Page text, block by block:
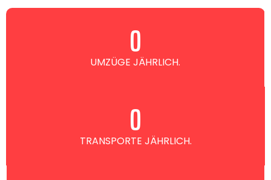
UMZÜGE JÄHRLICH.
0
TRANSPORTE JÄHRLICH.
0